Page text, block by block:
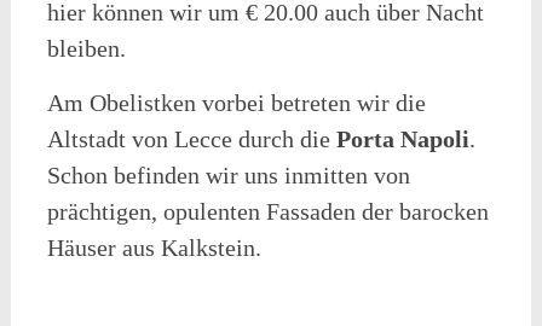
hier können wir um € 20.00 auch über Nacht
bleiben.
Am Obelistken vorbei betreten wir die
Altstadt von Lecce durch diePorta Napoli.
Schon befinden wir uns inmitten von
prächtigen, opulenten Fassaden der barocken
Häuser aus Kalkstein.